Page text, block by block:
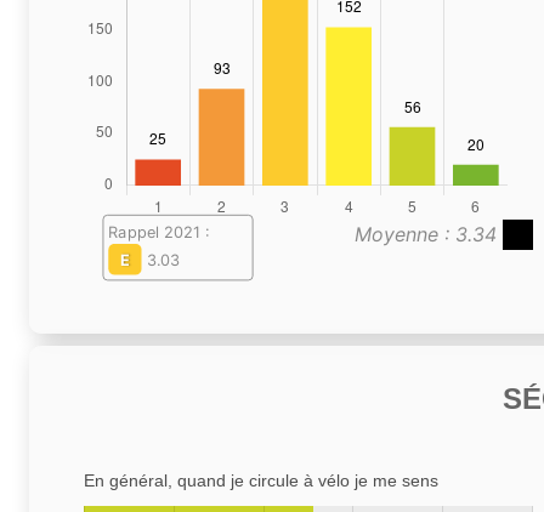
Moyenne : 3.34
Rappel 2021 :
E
3.03
En général, quand je circule à vélo je me sens